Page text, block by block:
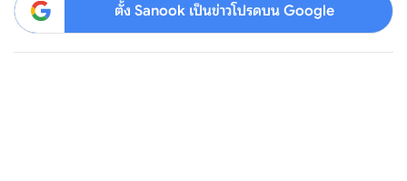
ตั้ง Sanook เป็นข่าวโปรดบน Google